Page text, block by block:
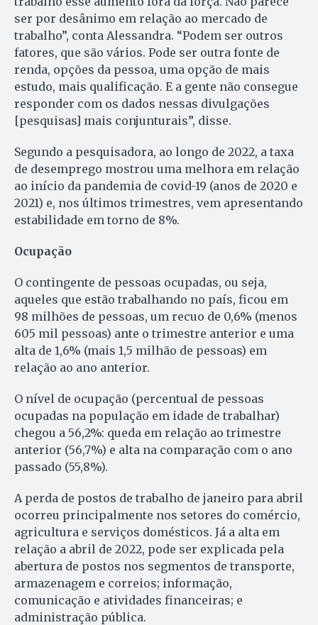
ser por desânimo em relação ao mercado de
trabalho”, conta Alessandra. “Podem ser outros
fatores, que são vários. Pode ser outra fonte de
renda, opções da pessoa, uma opção de mais
estudo, mais qualificação. E a gente não consegue
responder com os dados nessas divulgações
[pesquisas] mais conjunturais”, disse.
Segundo a pesquisadora, ao longo de 2022, a taxa
de desemprego mostrou uma melhora em relação
ao início da pandemia de covid-19 (anos de 2020 e
2021) e, nos últimos trimestres, vem apresentando
estabilidade em torno de 8%.
Ocupação
O contingente de pessoas ocupadas, ou seja,
aqueles que estão trabalhando no país, ficou em
98 milhões de pessoas, um recuo de 0,6% (menos
605 mil pessoas) ante o trimestre anterior e uma
alta de 1,6% (mais 1,5 milhão de pessoas) em
relação ao ano anterior.
O nível de ocupação (percentual de pessoas
ocupadas na população em idade de trabalhar)
chegou a 56,2%: queda em relação ao trimestre
anterior (56,7%) e alta na comparação com o ano
passado (55,8%).
A perda de postos de trabalho de janeiro para abril
ocorreu principalmente nos setores do comércio,
agricultura e serviços domésticos. Já a alta em
relação a abril de 2022, pode ser explicada pela
abertura de postos nos segmentos de transporte,
armazenagem e correios; informação,
comunicação e atividades financeiras; e
administração pública.